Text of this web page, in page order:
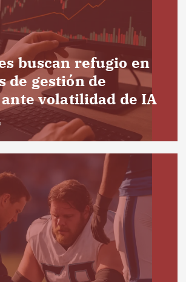
buscan refugio en
de gestión de
volatilidad de IA